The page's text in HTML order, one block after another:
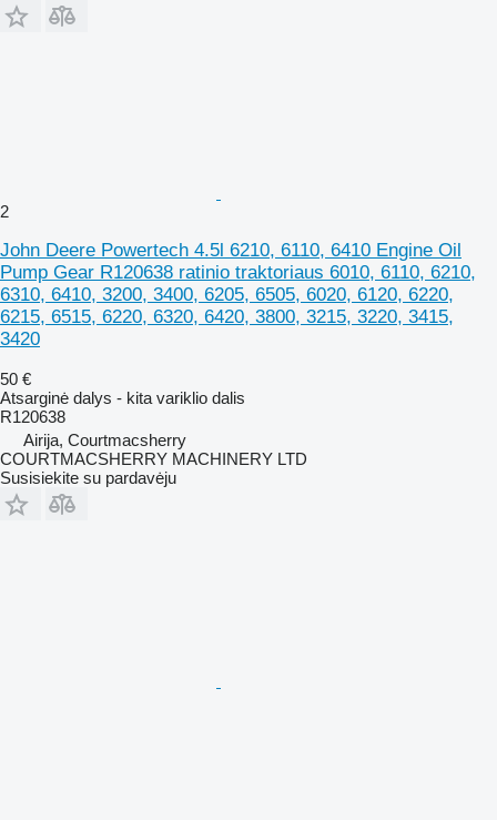
2
John Deere Powertech 4.5l 6210, 6110, 6410 Engine Oil
Pump Gear R120638 ratinio traktoriaus 6010, 6110, 6210,
6310, 6410, 3200, 3400, 6205, 6505, 6020, 6120, 6220,
6215, 6515, 6220, 6320, 6420, 3800, 3215, 3220, 3415,
3420
50 €
Atsarginė dalys - kita variklio dalis
R120638
Airija, Courtmacsherry
COURTMACSHERRY MACHINERY LTD
Susisiekite su pardavėju